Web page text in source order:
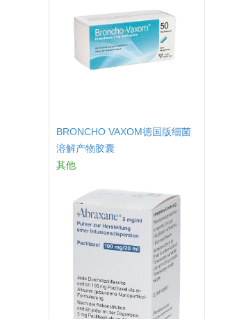
BRONCHO VAXOM德国版细菌
溶解产物胶囊
其他